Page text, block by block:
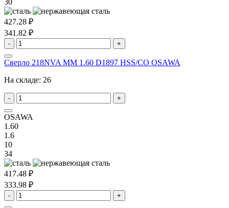
30
427.28 ₽
341.82 ₽
- +
Сверло 218NVA MM 1.60 D1897 HSS/CO OSAWA
На складе: 26
- +
OSAWA
1.60
1.6
10
34
417.48 ₽
333.98 ₽
- +